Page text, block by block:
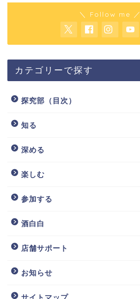
＼ Follow me ／
カテゴリーで探す
探究部（目次）
知る
深める
楽しむ
参加する
酒白白
店舗サポート
お知らせ
サイトマップ